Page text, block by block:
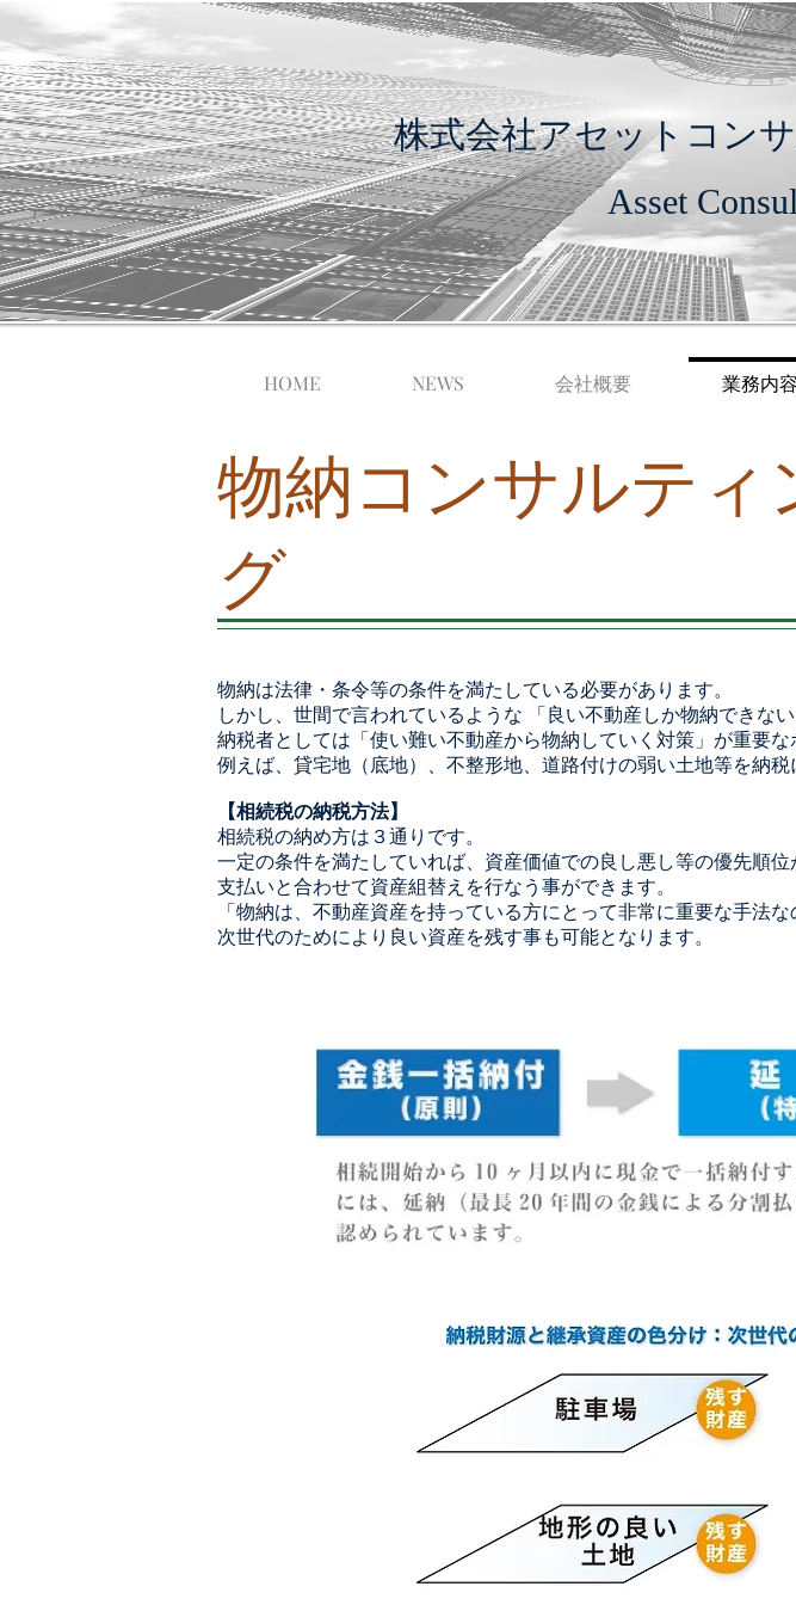
Asset
株式会社アセットコン
物納コンサルティ
グ
物納は法律・条令等の条件を満たしている必要があります。
しかし、世間で言われているような 「良い不動産しか物納できな
納税者としては「使い難い不動産から物納していく対策」が重要な
例えば、貸宅地（底地）、不整形地、道路付けの弱い土地等を納
【相続税の納税方法】
相続税の納め方は３通りです。
一定の条件を満たしていれば、資産価値での良し悪し等の優先順
支払いと合わせて資産組替えを行なう事ができます。
「物納は、不動産資産を持っている方にとって非常に重要な手法な
次世代のためにより良い資産を残す事も可能となります。
HOME NEWS 会社概要 業務内容